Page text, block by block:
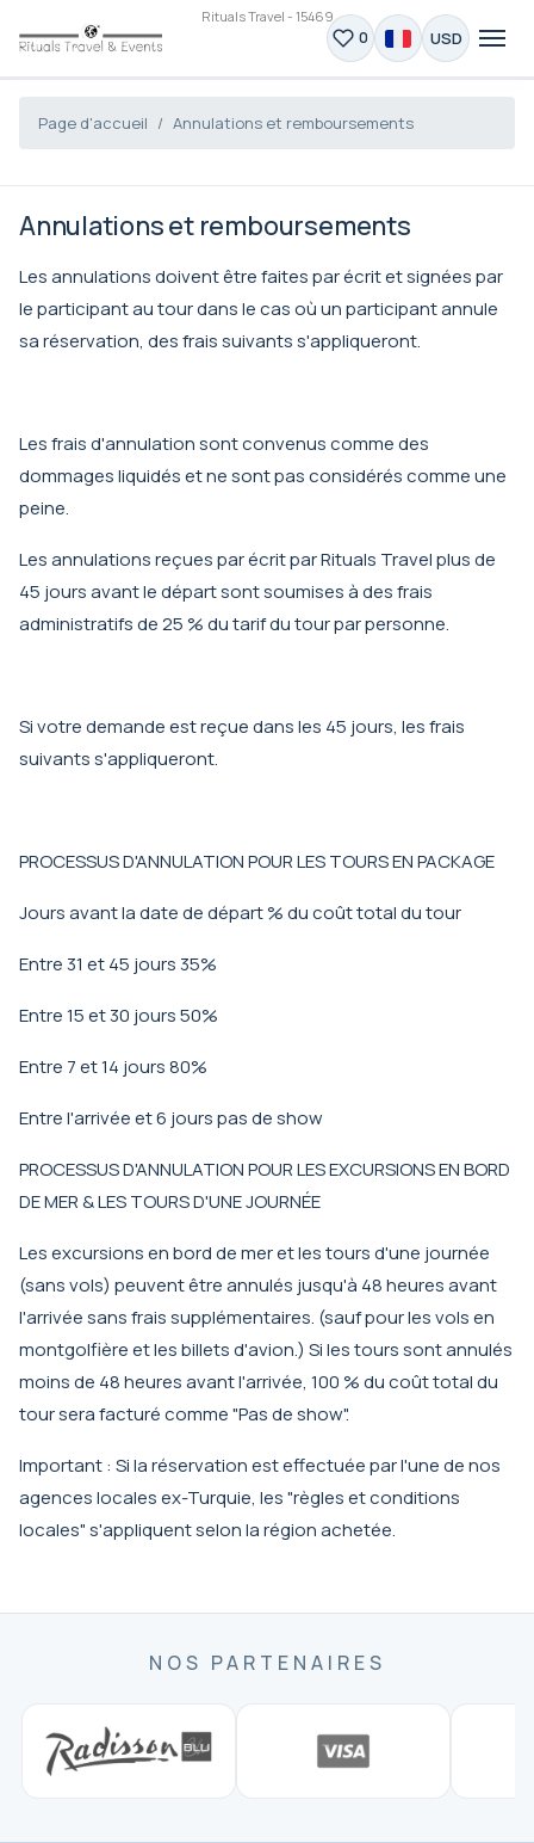
Rituals Travel - 15469
0 USD
Page d'accueil Annulations et remboursements
Annulations et remboursements
Les annulations doivent être faites par écrit et signées par
le participant au tour dans le cas où un participant annule
sa réservation, des frais suivants s'appliqueront.
Les frais d'annulation sont convenus comme des
dommages liquidés et ne sont pas considérés comme une
peine.
Les annulations reçues par écrit par Rituals Travel plus de
45 jours avant le départ sont soumises à des frais
administratifs de 25 % du tarif du tour par personne.
Si votre demande est reçue dans les 45 jours, les frais
suivants s'appliqueront.
PROCESSUS D'ANNULATION POUR LES TOURS EN PACKAGE
Jours avant la date de départ % du coût total du tour
Entre 31 et 45 jours 35%
Entre 15 et 30 jours 50%
Entre 7 et 14 jours 80%
Entre l'arrivée et 6 jours pas de show
PROCESSUS D'ANNULATION POUR LES EXCURSIONS EN BORD
DE MER & LES TOURS D'UNE JOURNÉE
Les excursions en bord de mer et les tours d'une journée
(sans vols) peuvent être annulés jusqu'à 48 heures avant
l'arrivée sans frais supplémentaires. (sauf pour les vols en
montgolfière et les billets d'avion.) Si les tours sont annulés
moins de 48 heures avant l'arrivée, 100 % du coût total du
tour sera facturé comme "Pas de show".
Important : Si la réservation est effectuée par l'une de nos
agences locales ex-Turquie, les "règles et conditions
locales" s'appliquent selon la région achetée.
NOS PARTENAIRES